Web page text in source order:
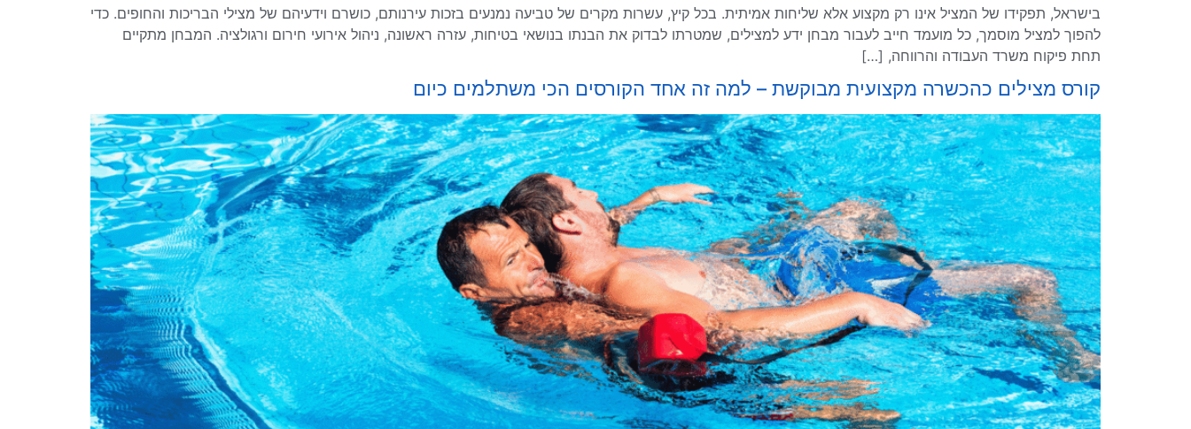
בישראל, תפקידו של המציל אינו רק מקצוע אלא שליחות אמיתית. בכל קיץ, עשרות מקרים של טביעה נמנעים בזכות עירנותם, כושרם וידעיהם של מצילי הבריכות והחופים. כדי
להפוך למציל מוסמך, כל מועמד חייב לעבור מבחן ידע למצילים, שמטרתו לבדוק את הבנתו בנושאי בטיחות, עזרה ראשונה, ניהול אירועי חירום ורגולציה. המבחן מתקיים
תחת פיקוח משרד העבודה והרווחה, […]
קורס מצילים כהכשרה מקצועית מבוקשת – למה זה אחד הקורסים הכי משתלמים כיום